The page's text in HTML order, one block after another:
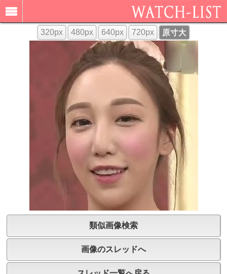
320px 480px 640px 720px 原寸大
類似画像検索
画像のスレッドへ